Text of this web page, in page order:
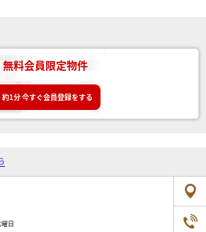
無料会員限定物件
約1分 今すぐ会員登録をする
日